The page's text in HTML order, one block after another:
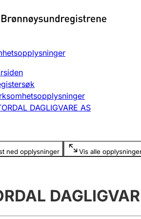
endre, slette
DAGLIGVARE AS
ned opplysninger Vis alle
er skjult